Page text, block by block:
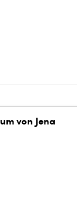
von Jena